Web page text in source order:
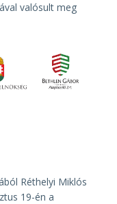
valósult meg
Réthelyi Miklós
19-én a